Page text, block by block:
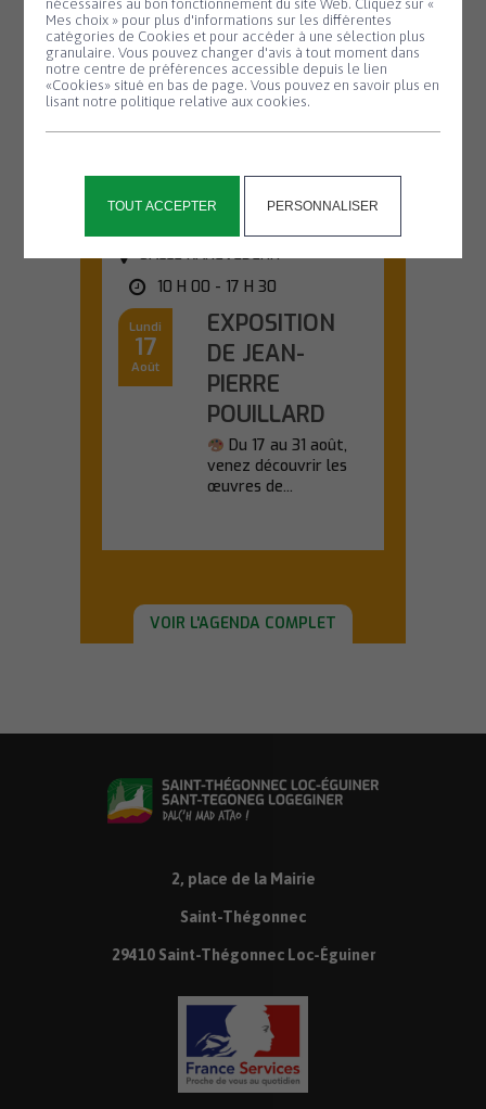
nécessaires au bon fonctionnement du site Web. Cliquez sur «
Mes choix » pour plus d'informations sur les différentes
catégories de Cookies et pour accéder à une sélection plus
granulaire. Vous pouvez changer d'avis à tout moment dans
notre centre de préférences accessible depuis le lien
«Cookies» situé en bas de page. Vous pouvez en savoir plus en
lisant notre politique relative aux cookies.
TOUT ACCEPTER PERSONNALISER
#2
Partez à la
découverte des
chauves-souris lors
SALLE KANEVEDENN
10 H 00 - 17 H 30
Lundi
17
Août
EXPOSITION
DE JEAN-
PIERRE
POUILLARD
Du 17 au 31 août,
venez découvrir les
œuvres de...
VOIR L'AGENDA COMPLET
2, place de la Mairie
Saint-Thégonnec
29410 Saint-Thégonnec Loc-Éguiner